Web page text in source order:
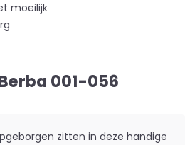
moeilijk
001-056
zitten in deze handige